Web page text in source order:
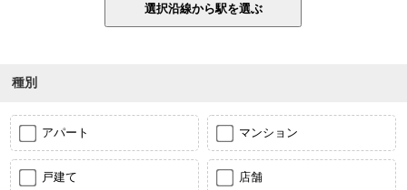
種別
アパート マンション
戸建て 店舗